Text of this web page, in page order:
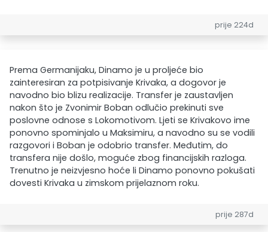
prije 224d
Prema Germanijaku, Dinamo je u proljeće bio
zainteresiran za potpisivanje Krivaka, a dogovor je
navodno bio blizu realizacije. Transfer je zaustavljen
nakon što je Zvonimir Boban odlučio prekinuti sve
poslovne odnose s Lokomotivom. Ljeti se Krivakovo ime
ponovno spominjalo u Maksimiru, a navodno su se vodili
razgovori i Boban je odobrio transfer. Međutim, do
transfera nije došlo, moguće zbog financijskih razloga.
Trenutno je neizvjesno hoće li Dinamo ponovno pokušati
dovesti Krivaka u zimskom prijelaznom roku.
prije 287d